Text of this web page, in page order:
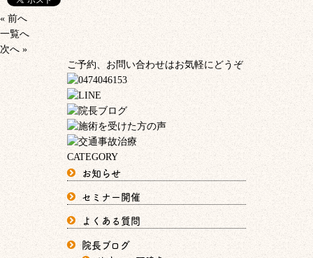
« 前へ
一覧へ
次へ »
ご予約、お問い合わせはお気軽にどうぞ
CATEGORY
お知らせ
セミナー開催
よくある質問
院長ブログ